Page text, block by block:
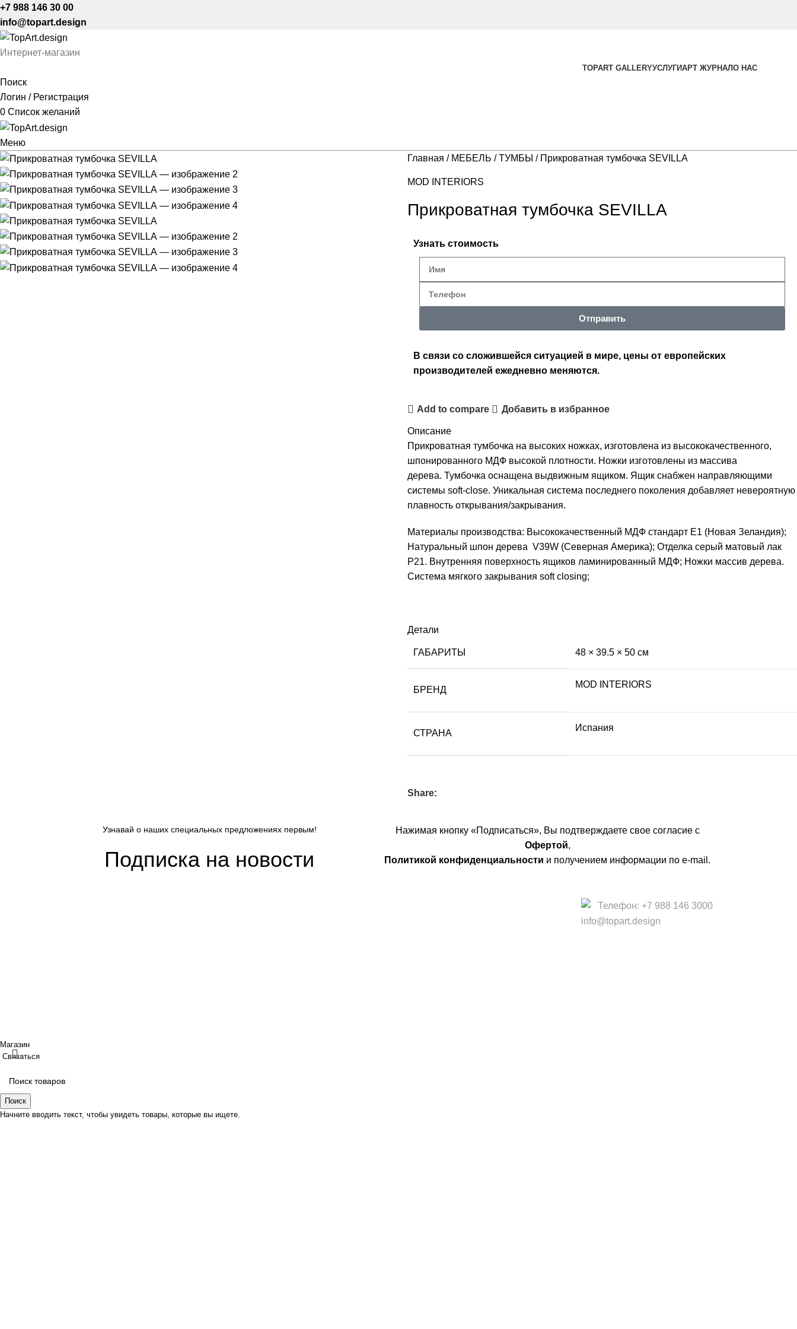
+7 988 146 30 00
info@topart.design
Интернет-магазин
TOPART GALLERYУСЛУГИАРТ ЖУРНАЛО НАС
Поиск
Логин / Регистрация
0 Список желаний
Меню
Главная
МЕБЕЛЬ ТУМБЫ Прикроватная тумбочка SEVILLA
MOD INTERIORS
Прикроватная тумбочка SEVILLA
Узнать стоимость
Отправить
В связи со сложившейся ситуацией в мире, цены от европейских
производителей ежедневно меняются.
Add to compare Добавить в избранное
Описание
Прикроватная тумбочка на высоких ножках, изготовлена из высококачественного,
шпонированного МДФ высокой плотности. Ножки изготовлены из массива
дерева. Тумбочка оснащена выдвижным ящиком. Ящик снабжен направляющими
системы soft-close. Уникальная система последнего поколения добавляет невероятную
плавность открывания/закрывания.
Материалы производства: Высококачественный МДФ стандарт Е1 (Новая Зеландия);
Натуральный шпон дерева V39W (Северная Америка); Отделка серый матовый лак
P21. Внутренняя поверхность ящиков ламинированный МДФ; Ножки массив дерева.
Система мягкого закрывания soft closing;
Детали
ГАБАРИТЫ 48 × 39.5 × 50 см
БРЕНД
MOD INTERIORS
СТРАНА
Испания
Share:
Узнавай о наших специальных предложениях первым!
Подписка на новости
Нажимая кнопку «Подписаться», Вы подтверждаете свое согласие с
Офертой,
Политикой конфиденциальности и получением информации по e-mail.
Телефон: +7 988 146 3000
info@topart.design
Поиск
Начните вводить текст, чтобы увидеть товары, которые вы ищете.
Магазин
Связаться